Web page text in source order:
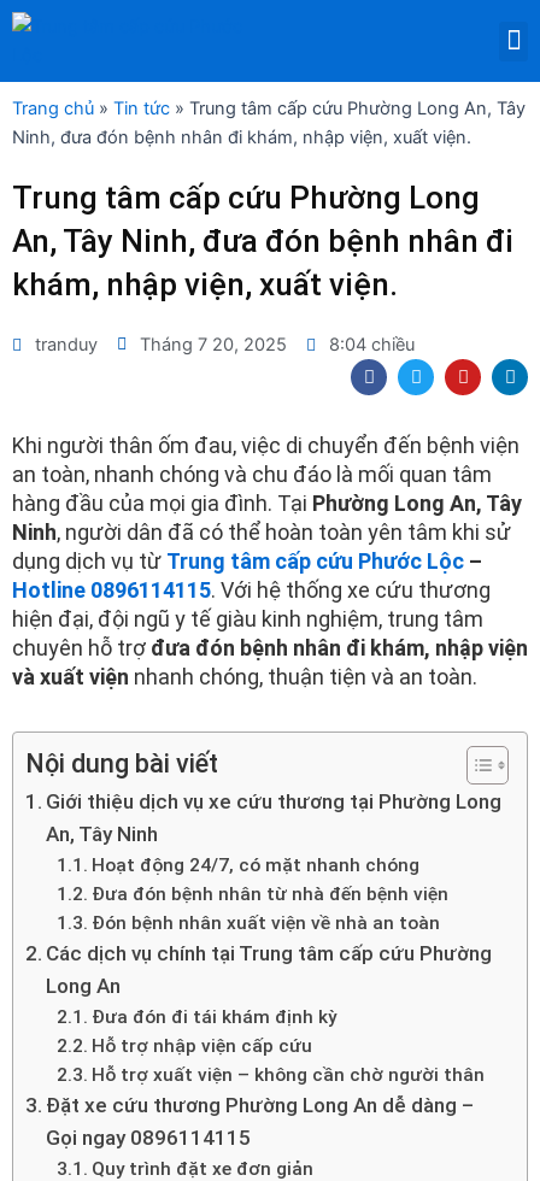
Nhảy
dung
Trang chủ » Tin tức » Trung tâm cấp cứu Phường Long An, Tây
Ninh, đưa đón bệnh nhân đi khám, nhập viện, xuất viện.
Trung tâm cấp cứu Phường Long
An, Tây Ninh, đưa đón bệnh nhân đi
khám, nhập viện, xuất viện.
tranduy Tháng 7 20, 2025 8:04 chiều
F
a
c
b
o
o
k
T
w
i
t
e
r
Y
o
u
u
b
e
L
i
n
e
d
n
Khi người thân ốm đau, việc di chuyển đến bệnh viện
an toàn, nhanh chóng và chu đáo là mối quan tâm
hàng đầu của mọi gia đình. Tại Phường Long An, Tây
Ninh, người dân đã có thể hoàn toàn yên tâm khi sử
dụng dịch vụ từ Trung tâm cấp cứu Phước Lộc –
Hotline 0896114115. Với hệ thống xe cứu thương
hiện đại, đội ngũ y tế giàu kinh nghiệm, trung tâm
chuyên hỗ trợ đưa đón bệnh nhân đi khám, nhập viện
và xuất viện nhanh chóng, thuận tiện và an toàn.
Nội dung bài viết
Giới thiệu dịch vụ xe cứu thương tại Phường Long
An, Tây Ninh
Hoạt động 24/7, có mặt nhanh chóng
Đưa đón bệnh nhân từ nhà đến bệnh viện
Đón bệnh nhân xuất viện về nhà an toàn
Các dịch vụ chính tại Trung tâm cấp cứu Phường
Long An
Đưa đón đi tái khám định kỳ
Hỗ trợ nhập viện cấp cứu
Hỗ trợ xuất viện – không cần chờ người thân
Đặt xe cứu thương Phường Long An dễ dàng –
Gọi ngay 0896114115
Quy trình đặt xe đơn giản